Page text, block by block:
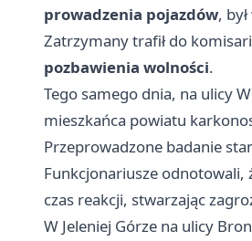
prowadzenia pojazdów,
Zatrzymany trafił do
pozbawienia wolności.
Tego samego dnia, na ulicy
mieszkańca powiatu
Przeprowadzone badanie
Funkcjonariusze odnotowali,
czas reakcji, stwarzając
W Jeleniej Górze na ulicy